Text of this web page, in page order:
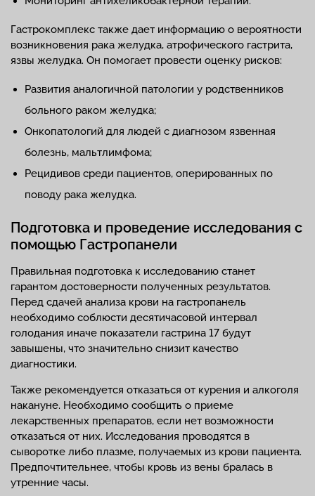
Гастрокомплекс также дает информацию о вероятности
возникновения рака желудка, атрофического гастрита,
язвы желудка. Он помогает провести оценку рисков:
Развития аналогичной патологии у родственников
больного раком желудка;
Онкопатологий для людей с диагнозом язвенная
болезнь, мальтлимфома;
Рецидивов среди пациентов, оперированных по
поводу рака желудка.
Подготовка и проведение исследования с
помощью Гастропанели
Правильная подготовка к исследованию станет
гарантом достоверности полученных результатов.
Перед сдачей анализа крови на гастропанель
необходимо соблюсти десятичасовой интервал
голодания иначе показатели гастрина 17 будут
завышены, что значительно снизит качество
диагностики.
Также рекомендуется отказаться от курения и алкоголя
накануне. Необходимо сообщить о приеме
лекарственных препаратов, если нет возможности
отказаться от них. Исследования проводятся в
сыворотке либо плазме, получаемых из крови пациента.
Предпочтительнее, чтобы кровь из вены бралась в
утренние часы.